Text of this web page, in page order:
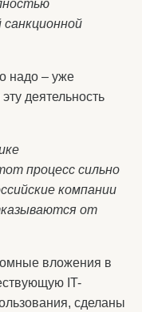
надо – уже
деятельность
процесс сильно
компании
от
вложения в
IT-
сделаны